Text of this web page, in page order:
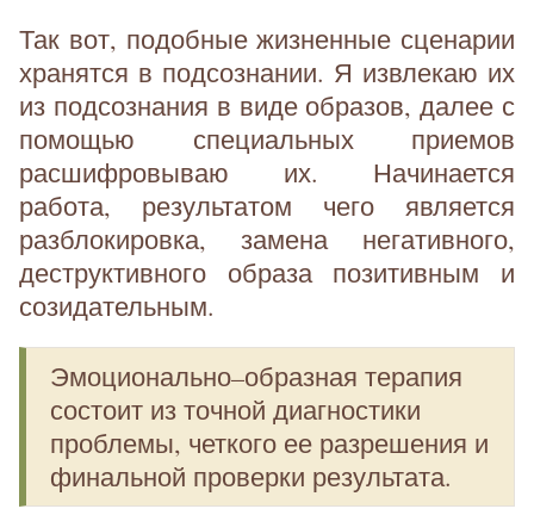
Так вот, подобные жизненные сценарии
хранятся в подсознании. Я извлекаю их
из подсознания в виде образов, далее с
помощью специальных приемов
расшифровываю их. Начинается
работа, результатом чего является
разблокировка, замена негативного,
деструктивного образа позитивным и
созидательным.
Эмоционально–образная терапия
состоит из точной диагностики
проблемы, четкого ее разрешения и
финальной проверки результата.